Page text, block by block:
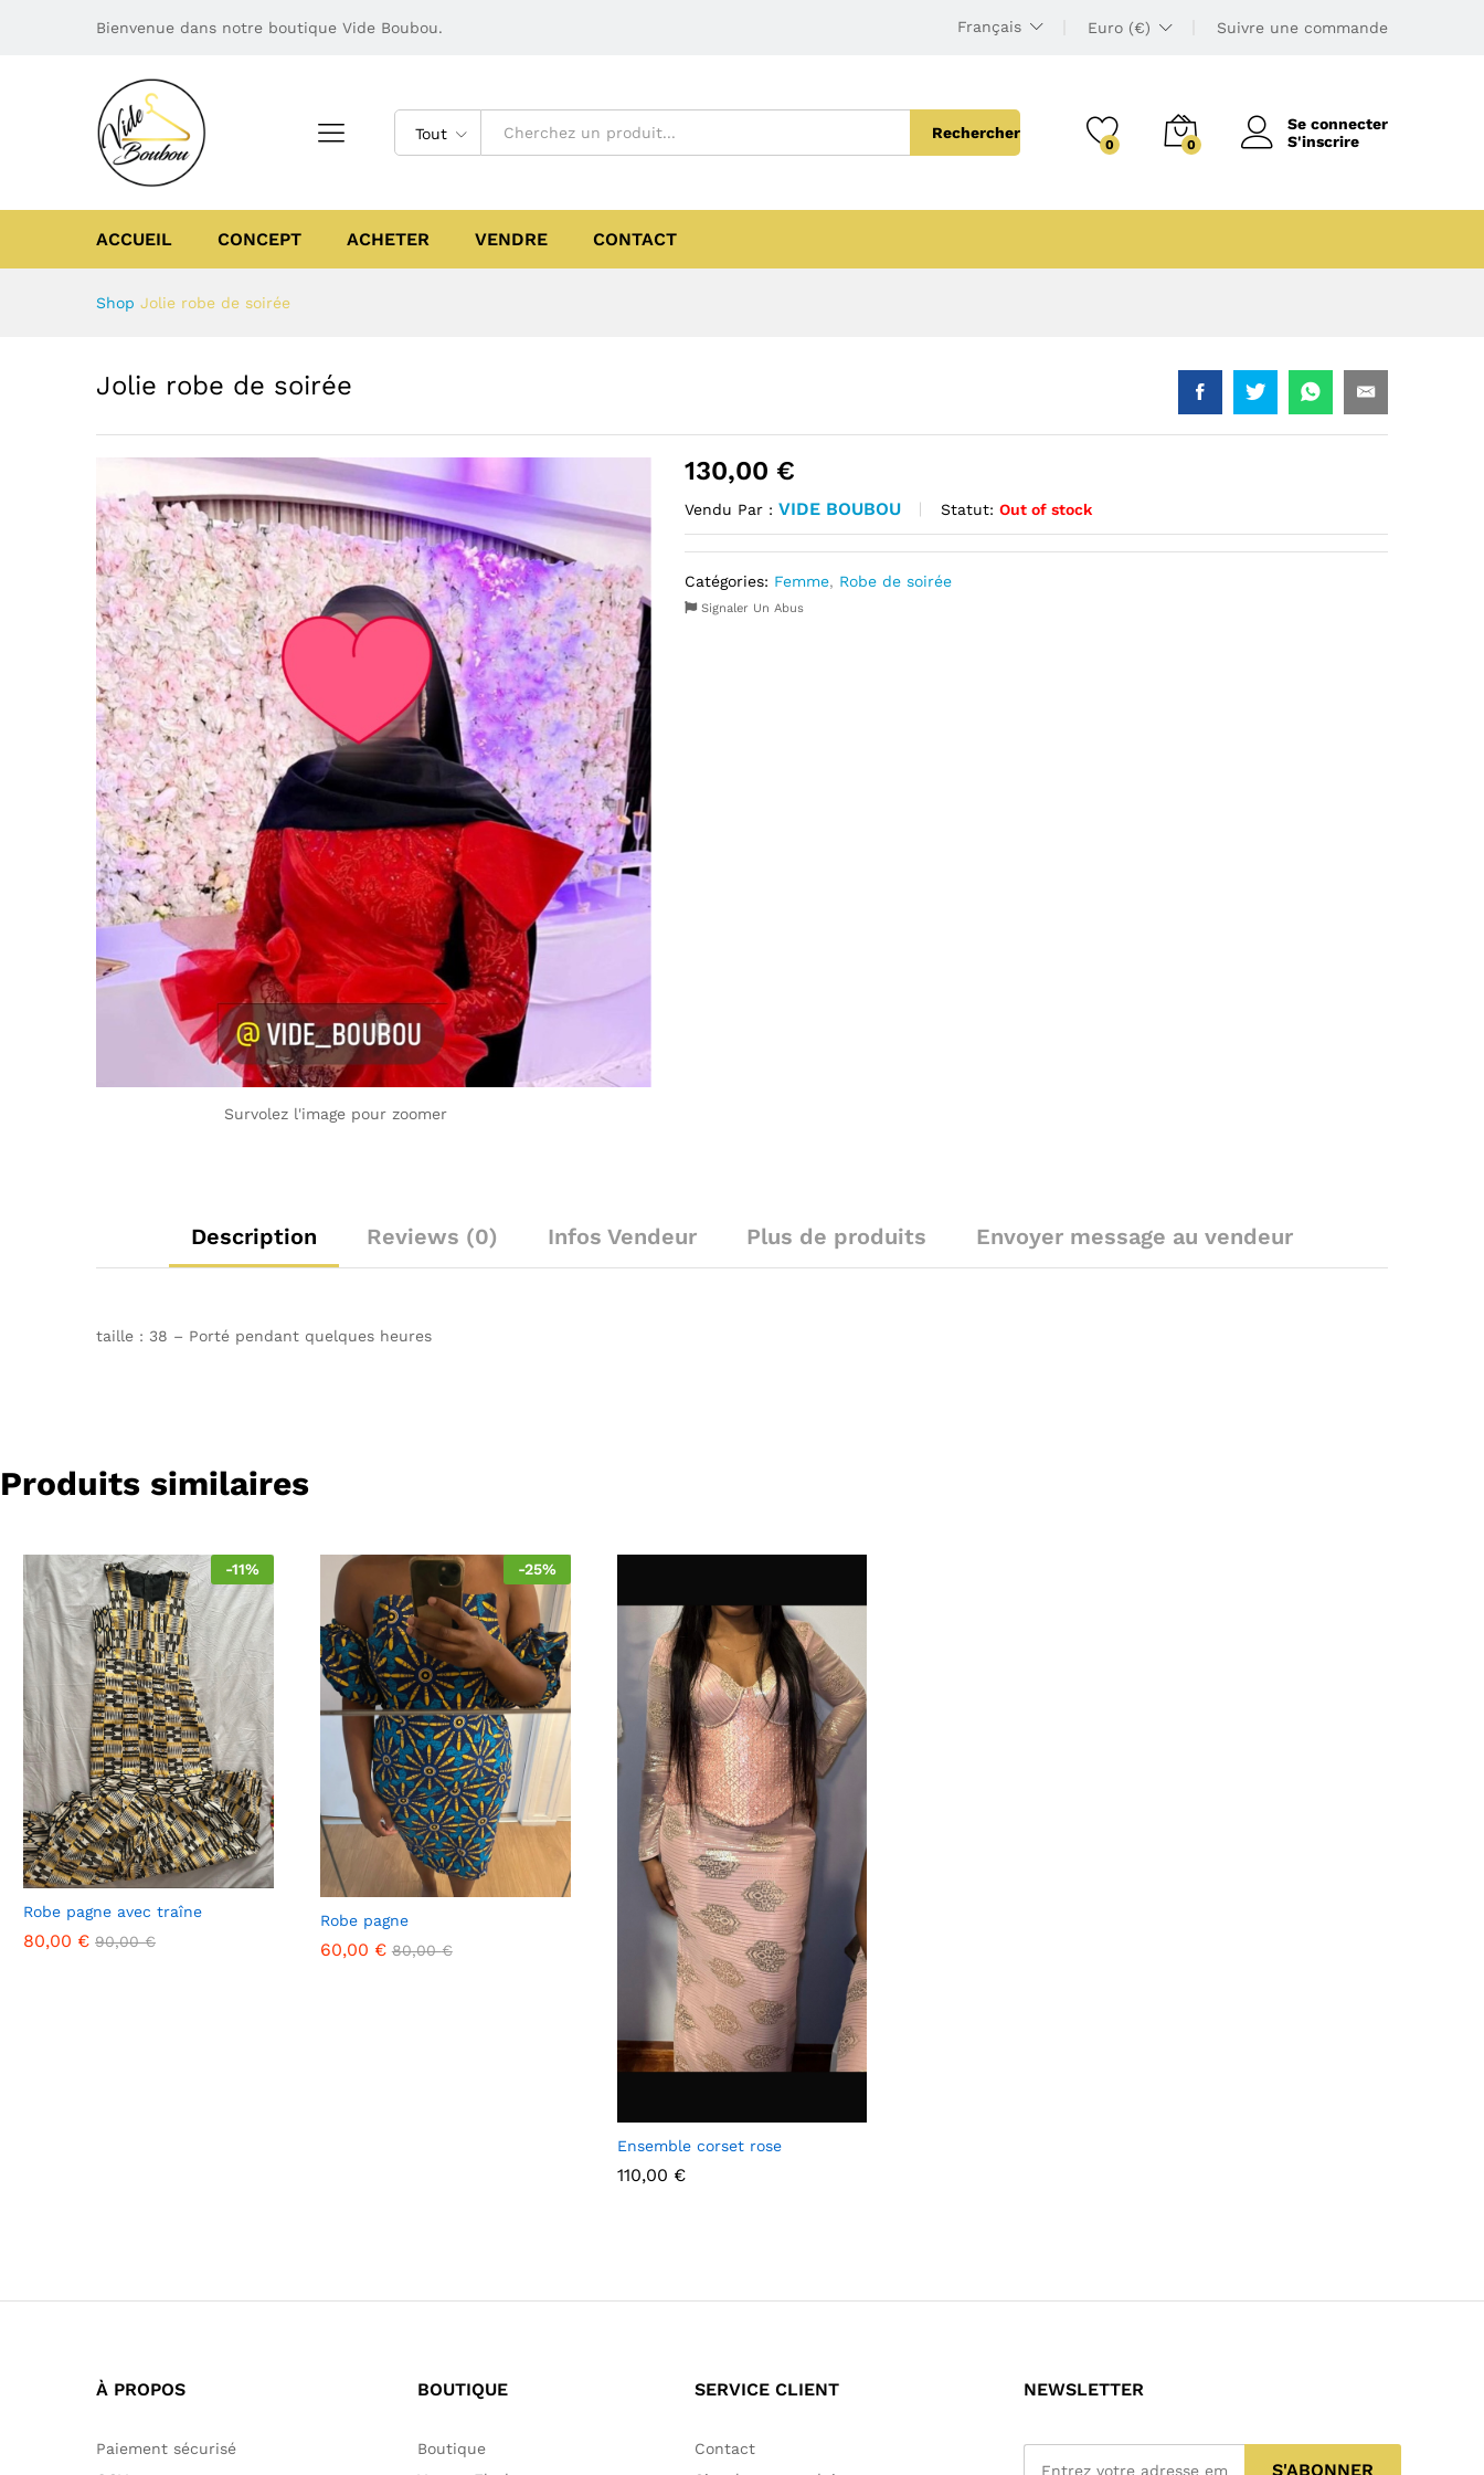
Bienvenue dans notre boutique Vide Boubou. Français Euro (€) Suivre une commande
Tout Rechercher
0 0
Se connecter
S'inscrire
ACCUEIL CONCEPT ACHETER VENDRE CONTACT
Shop Jolie robe de soirée
Jolie robe de soirée
Survolez l'image pour zoomer
130,00 €
Vendu Par :VIDE BOUBOU Statut: Out of stock
Catégories: Femme, Robe de soirée
Signaler Un Abus
Description Reviews (0) Infos Vendeur Plus de produits Envoyer message au vendeur
taille : 38 – Porté pendant quelques heures
Produits similaires
-11%
Robe pagne avec traîne
80,00 € 90,00€
-25%
Robe pagne
60,00 € 80,00€
Ensemble corset rose
110,00 €
À PROPOS
Paiement sécurisé
BOUTIQUE
Boutique
SERVICE CLIENT
Contact
NEWSLETTER